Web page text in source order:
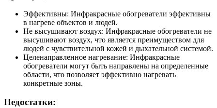
Эффективны: Инфракрасные обогреватели эффективны
в нагреве объектов и людей.
Не высушивают воздух: Инфракрасные обогреватели не
высушивают воздух, что является преимуществом для
людей с чувствительной кожей и дыхательной системой.
Целенаправленное нагревание: Инфракрасные
обогреватели могут быть направлены на определенные
области, что позволяет эффективно нагревать
конкретные зоны.
Недостатки: